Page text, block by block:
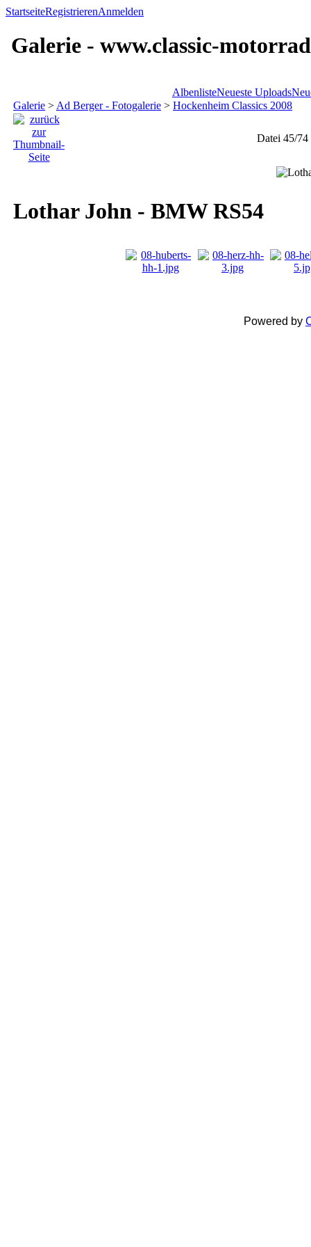
StartseiteRegistrierenAnmelden
Galerie - www.classic-
AlbenlisteNeueste Uploads
Galerie > Ad Berger - Fotogalerie > Hockenheim Classics 2008
Datei 45/74
Lothar John - BMW RS54
Powered by